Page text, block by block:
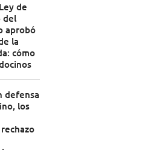
de
del
aprobó
la
cómo
defensa
los